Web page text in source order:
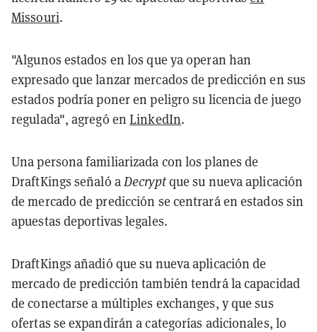
Missouri.
"Algunos estados en los que ya operan han
expresado que lanzar mercados de predicción en sus
estados podría poner en peligro su licencia de juego
regulada", agregó enLinkedIn.
Una persona familiarizada con los planes de
DraftKings señaló aDecryptque su nueva aplicación
de mercado de predicción se centrará en estados sin
apuestas deportivas legales.
DraftKings añadió que su nueva aplicación de
mercado de predicción también tendrá la capacidad
de conectarse a múltiples exchanges, y que sus
ofertas se expandirán a categorías adicionales, lo